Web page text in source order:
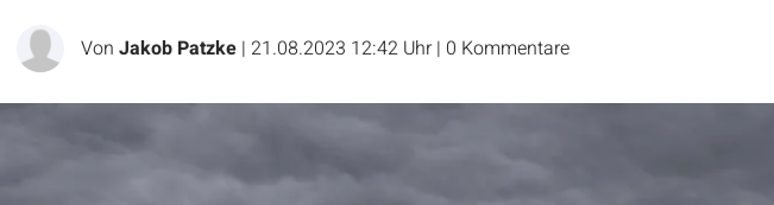
Von Jakob Patzke | 21.08.2023 12:42 Uhr | 0 Kommentare